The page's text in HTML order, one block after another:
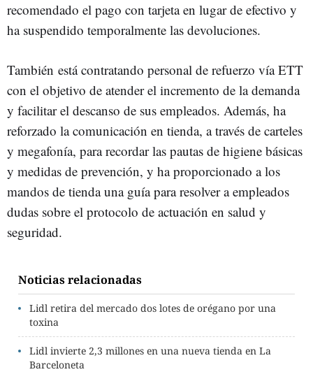
recomendado el pago con tarjeta en lugar de efectivo y
ha suspendido temporalmente las devoluciones.
También está contratando personal de refuerzo vía ETT
con el objetivo de atender el incremento de la demanda
y facilitar el descanso de sus empleados. Además, ha
reforzado la comunicación en tienda, a través de carteles
y megafonía, para recordar las pautas de higiene básicas
y medidas de prevención, y ha proporcionado a los
mandos de tienda una guía para resolver a empleados
dudas sobre el protocolo de actuación en salud y
seguridad.
Noticias relacionadas
Lidl retira del mercado dos lotes de orégano por una
toxina
Lidl invierte 2,3 millones en una nueva tienda en La
Barceloneta